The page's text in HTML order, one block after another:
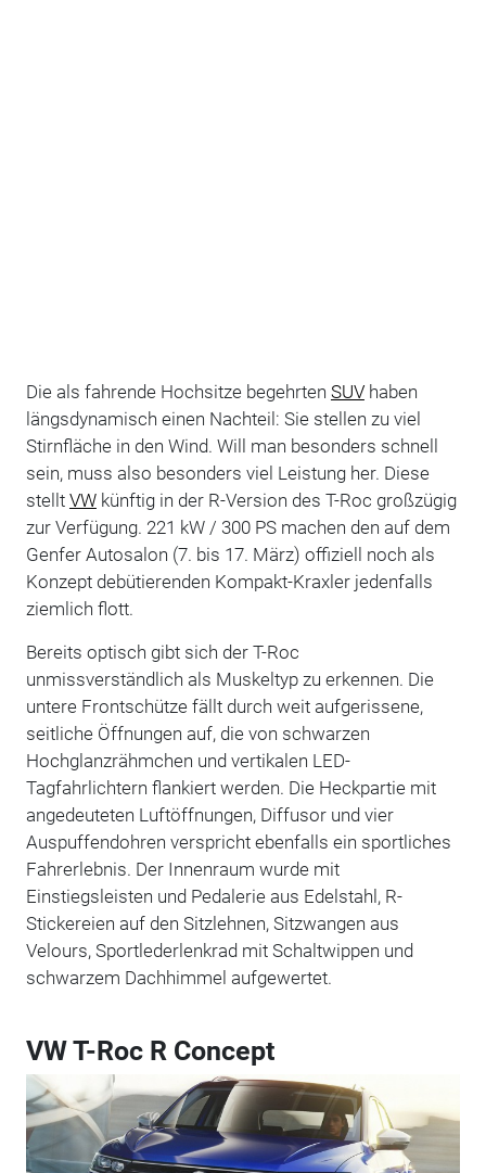
Die als fahrende Hochsitze begehrten SUVhaben
längsdynamisch einen Nachteil: Sie stellen zu viel
Stirnfläche in den Wind. Will man besonders schnell
sein, muss also besonders viel Leistung her. Diese
stellt VWkünftig in der R-Version des T-Roc großzügig
zur Verfügung. 221 kW / 300 PS machen den auf dem
Genfer Autosalon (7. bis 17. März) offiziell noch als
Konzept debütierenden Kompakt-Kraxler jedenfalls
ziemlich flott.
Bereits optisch gibt sich der T-Roc
unmissverständlich als Muskeltyp zu erkennen. Die
untere Frontschütze fällt durch weit aufgerissene,
seitliche Öffnungen auf, die von schwarzen
Hochglanzrähmchen und vertikalen LED-
Tagfahrlichtern flankiert werden. Die Heckpartie mit
angedeuteten Luftöffnungen, Diffusor und vier
Auspuffendohren verspricht ebenfalls ein sportliches
Fahrerlebnis. Der Innenraum wurde mit
Einstiegsleisten und Pedalerie aus Edelstahl, R-
Stickereien auf den Sitzlehnen, Sitzwangen aus
Velours, Sportlederlenkrad mit Schaltwippen und
schwarzem Dachhimmel aufgewertet.
VW T-Roc R Concept